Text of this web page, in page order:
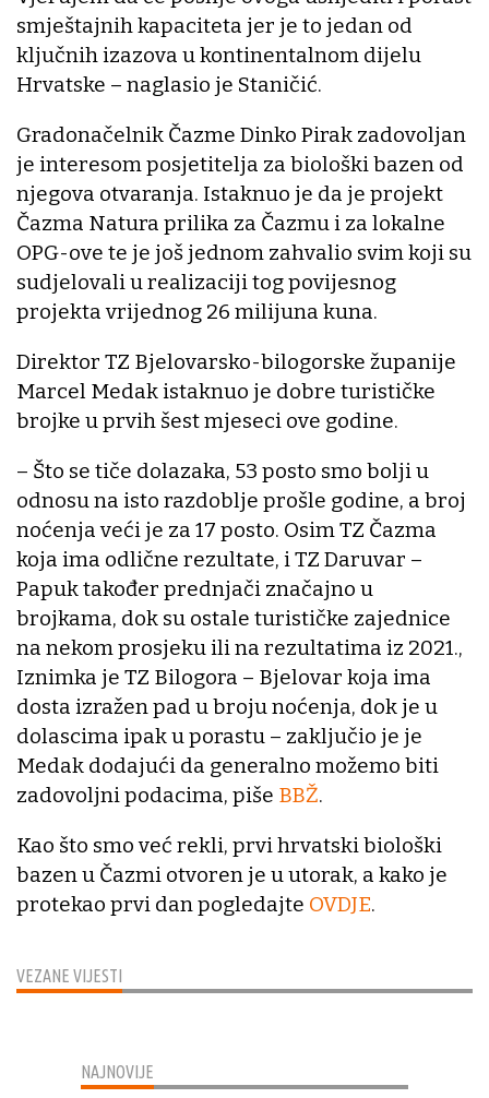
VEZANE VIJESTI
smještajnih kapaciteta jer je to jedan od
ključnih izazova u kontinentalnom dijelu
Hrvatske – naglasio je Staničić.
Gradonačelnik Čazme Dinko Pirak zadovoljan
je interesom posjetitelja za biološki bazen od
njegova otvaranja. Istaknuo je da je projekt
Čazma Natura prilika za Čazmu i za lokalne
OPG-ove te je još jednom zahvalio svim koji su
sudjelovali u realizaciji tog povijesnog
projekta vrijednog 26 milijuna kuna.
Direktor TZ Bjelovarsko-bilogorske županije
Marcel Medak istaknuo je dobre turističke
brojke u prvih šest mjeseci ove godine.
– Što se tiče dolazaka, 53 posto smo bolji u
odnosu na isto razdoblje prošle godine, a broj
noćenja veći je za 17 posto. Osim TZ Čazma
koja ima odlične rezultate, i TZ Daruvar –
Papuk također prednjači značajno u
brojkama, dok su ostale turističke zajednice
na nekom prosjeku ili na rezultatima iz 2021.,
Iznimka je TZ Bilogora – Bjelovar koja ima
dosta izražen pad u broju noćenja, dok je u
dolascima ipak u porastu – zaključio je je
Medak dodajući da generalno možemo biti
zadovoljni podacima, piše BBŽ.
Kao što smo već rekli, prvi hrvatski biološki
bazen u Čazmi otvoren je u utorak, a kako je
protekao prvi dan pogledajte OVDJE.
NAJNOVIJE